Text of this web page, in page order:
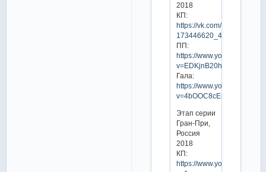
2018
КП:
https://vk.com/video-
173446620_456239030
ПП:
https://www.youtube.com/
v=EDKjnB20hu8
Гала:
https://www.youtube.com/
v=4bOOC8cEmlg
Этап серии
Гран-При,
Россия
2018
КП:
https://www.youtube.com/